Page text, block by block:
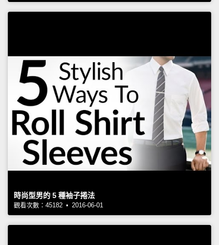
時尚型男的 5 種袖子捲法
觀看次數：45182 • 2016-06-01